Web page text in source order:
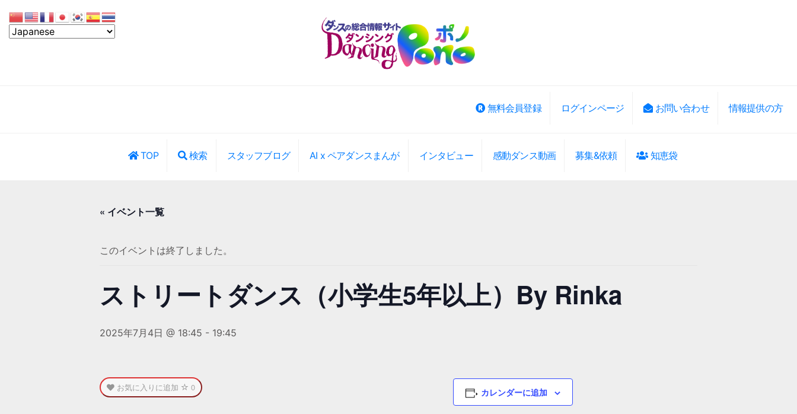
無料会員登録 ログインページ お問い合わせ 情報提供の方
TOP 検索 スタッフブログ AI x ペアダンスまんが インタビュー 感動ダンス動画 募集&依頼 知恵袋
« イベント一覧
このイベントは終了しました。
ストリートダンス（小学生5年以上）By Rinka
2025年7月4日 @ 18:45 - 19:45
お気に入りに追加 0 カレンダーに追加